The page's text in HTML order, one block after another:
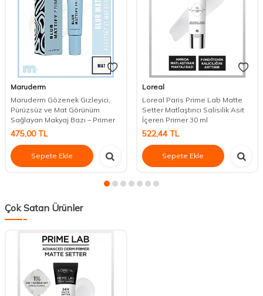
Maruderm
Maruderm Gözenek Gizleyici,
Pürüzsüz ve Mat Görünüm
Sağlayan Makyaj Bazı – Primer
475,00TL
Sepete Ekle
Loreal
Loreal Paris Prime Lab Matte
Setter Matlaştırıcı Salisilik Asit
İçeren Primer 30 ml
522,44TL
Sepete Ekle
Çok Satan Ürünler